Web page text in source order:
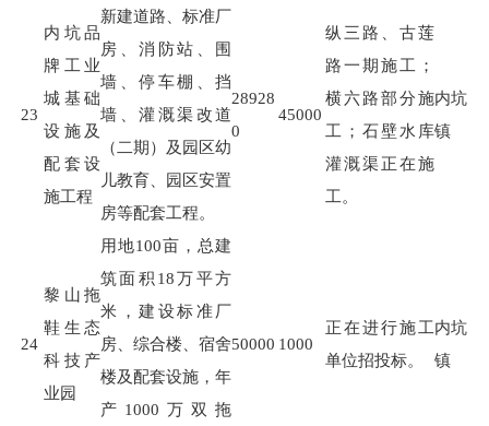
23
内坑品
牌工业
城基础
设施及
配套设
施工程
新建道路、标准厂
房、消防站、围
墙、停车棚、挡
墙、灌溉渠改道
（二期）及园区幼
儿教育、园区安置
房等配套工程。
28928
0
45000
纵三路、古莲
路一期施工；
横六路部分施
工；石壁水库
灌溉渠正在施
工。
内坑
镇
24
黎山拖
鞋生态
科技产
业园
用地100亩，总建
筑面积 18万平方
米，建设标准厂
房、综合楼、宿舍
楼及配套设施，年
产 1000 万双拖
50000 1000
正在进行施工
单位招投标。
内坑
镇